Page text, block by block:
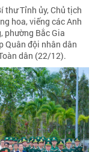
thư Tỉnh ủy, Chủ tịch
hoa, viếng các Anh
phường Bắc Gia
Quân đội nhân dân
dân (22/12).